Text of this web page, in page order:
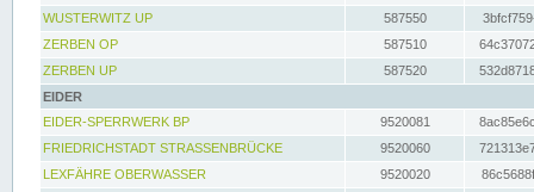
WUSTERWITZ UP
587550
ZERBEN OP
587510
ZERBEN UP
587520
EIDER
EIDER-SPERRWERK BP
9520081
FRIEDRICHSTADT STRASSENBRÜCKE
9520060
LEXFÄHRE OBERWASSER
9520020